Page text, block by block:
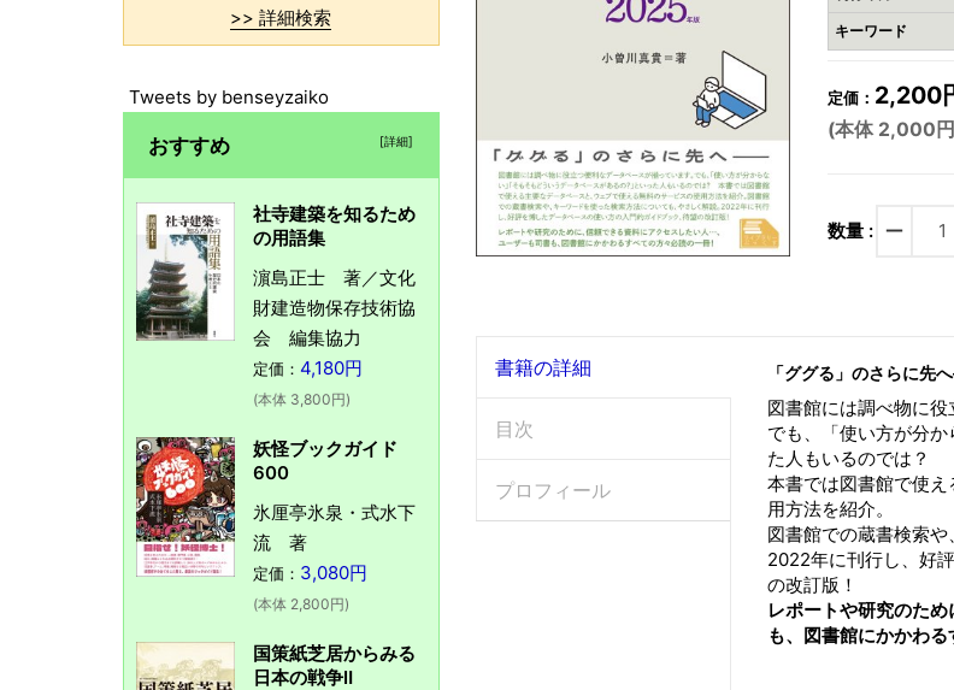
キーワード
定価： 2,200
(本体 2,000
数量 : remove
書籍の詳細
目次
プロフィール
「ググる」のさらに先
図書館には調べ物に役
でも、「使い方が分
た人もいるのでは？
本書では図書館で使
用方法を紹介。
図書館での蔵書検索や
2022年に刊行し、好
の改訂版！
レポートや研究のた
も、図書館にかかわる
>> 詳細検索
Tweets by benseyzaiko
おすすめ [詳細]
社寺建築を知るため
の用語集
濵島正士 著／文化
財建造物保存技術協
会 編集協力
定価： 4,180円
(本体 3,800円)
妖怪ブックガイド
600
氷厘亭氷泉・式水下
流 著
定価： 3,080円
(本体 2,800円)
国策紙芝居からみる
日本の戦争Ⅱ